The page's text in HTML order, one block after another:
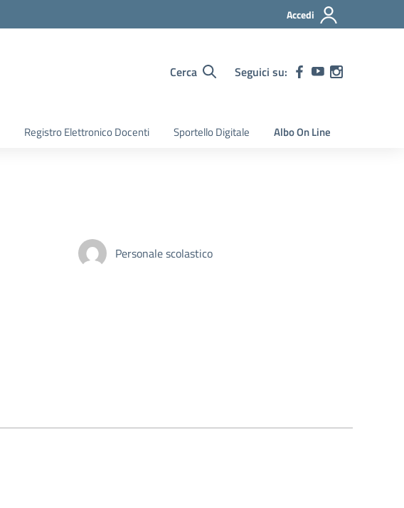
Accedi
Cerca Seguici su:
Registro Elettronico Docenti Sportello Digitale Albo On Line
Personale scolastico